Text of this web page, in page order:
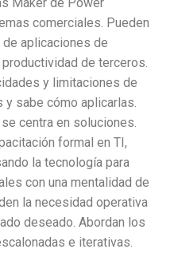
comerciales. Pueden
aplicaciones de
de terceros.
y limitaciones de
sabe cómo aplicarlas.
centra en soluciones.
formal en TI,
la tecnología para
con una mentalidad de
la necesidad operativa
deseado. Abordan los
e iterativas.